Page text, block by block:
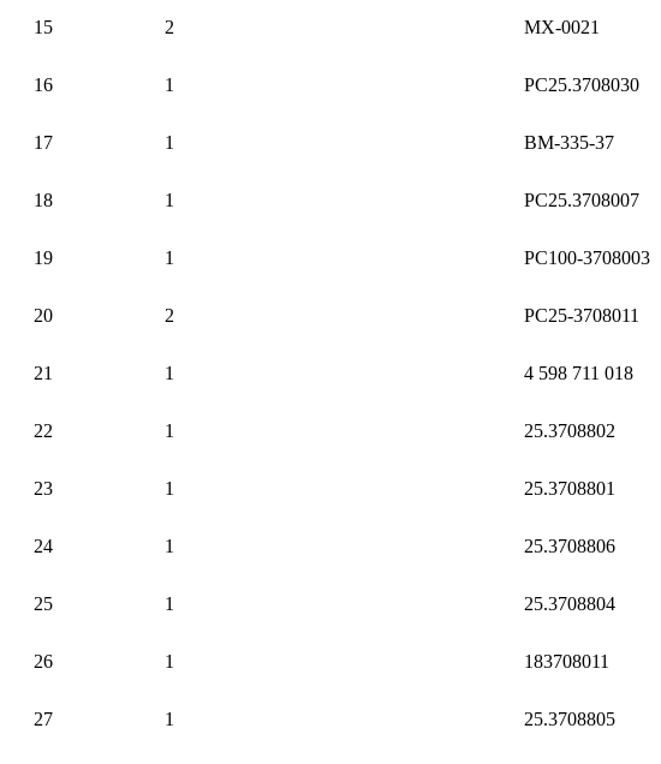
15 2 МХ-0021
16 1 РС25.3708030
17 1 ВМ-335-37
18 1 РС25.3708007
19 1 РС100-3708003
20 2 РС25-3708011
21 1 4 598 711 018
22 1 25.3708802
23 1 25.3708801
24 1 25.3708806
25 1 25.3708804
26 1 183708011
27 1 25.3708805